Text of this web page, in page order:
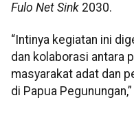
Fulo Net Sink 2030.
“Intinya kegiatan ini
dan kolaborasi antara
masyarakat adat dan
di Papua